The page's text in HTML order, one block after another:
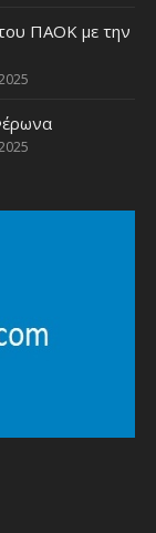
του ΠΑΟΚ με την